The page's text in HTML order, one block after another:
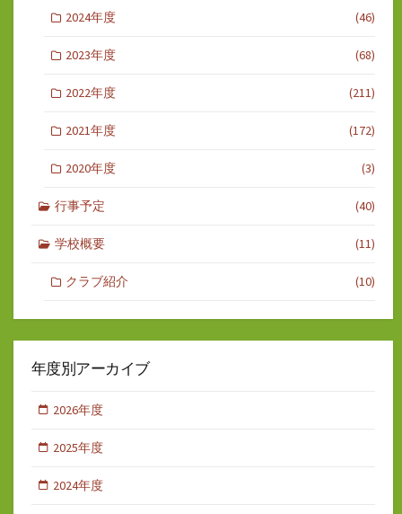
2024年度 (46)
2023年度 (68)
2022年度 (211)
2021年度 (172)
2020年度 (3)
行事予定 (40)
学校概要 (11)
クラブ紹介 (10)
年度別アーカイブ
2026年度
2025年度
2024年度